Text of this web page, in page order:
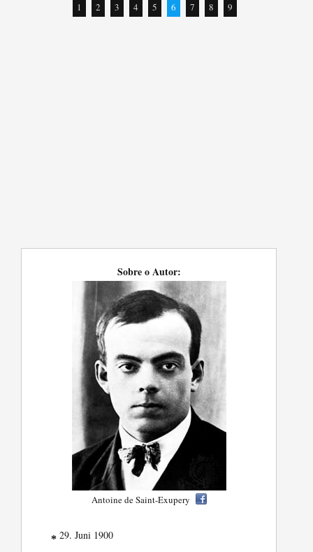
1 2 3 4 5 6 7 8 9
Sobre o Autor:
Antoine de Saint-Exupery
* 29. Juni 1900